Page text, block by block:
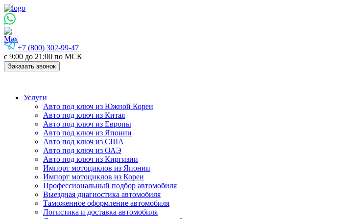
+7 (800) 302-99-47
с 9:00 до 21:00 по МСК
Заказать звонок
Услуги
Авто под ключ из Южной Кореи
Авто под ключ из Китая
Авто под ключ из Европы
Авто под ключ из Японии
Авто под ключ из США
Авто под ключ из ОАЭ
Авто под ключ из Киргизии
Импорт мотоциклов из Японии
Импорт мотоциклов из Кореи
Профессиональный подбор автомобиля
Выездная диагностика автомобиля
Таможенное оформление автомобиля
Логистика и доставка автомобиля